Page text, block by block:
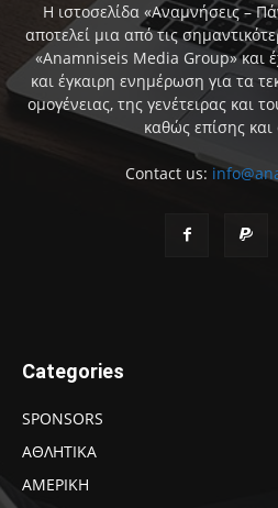
Η ιστοσελίδα «Αναμνήσεις –
αποτελεί μια από τις
«Anamniseis Media Group» και
και έγκαιρη ενημέρωση για τα
ομογένειας, της γενέτειρας και
καθώς επίσης
Contact us:
Categories
SPONSORS
ΑΘΛΗΤΙΚΑ
ΑΜΕΡΙΚΗ